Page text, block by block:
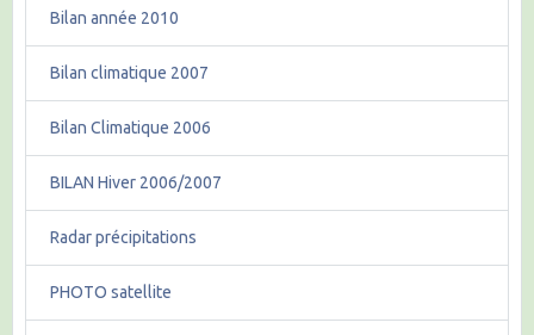
Bilan année 2010
Bilan climatique 2007
Bilan Climatique 2006
BILAN Hiver 2006/2007
Radar précipitations
PHOTO satellite